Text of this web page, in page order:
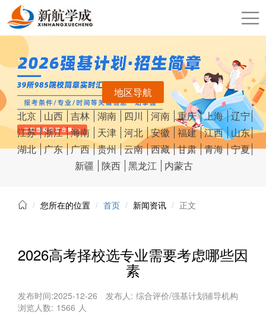
地区导航
北京
山西 吉林 湖南 四川 河南 重庆 上海 辽宁
江苏 浙江 海南 天津 河北 安徽 福建 江西
山东
湖北 广东 广西 贵州 云南 西藏 甘肃 青海 宁夏
新疆
陕西 黑龙江 内蒙古
您所在的位置 首页 新闻资讯 正文
2026高考择校选专业需要考虑哪些因
素
发布时间:2025-12-26 发布人: 综合评价/强基计划辅导机构
浏览人数: 1566 人